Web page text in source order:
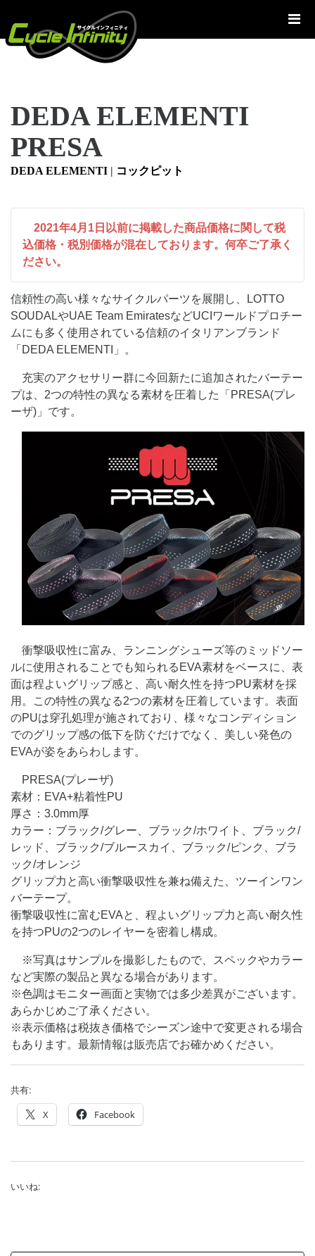
テ
DEDA ELEMENTI
PRESA
DEDA ELEMENTI | コックピット
2021年4月1日以前に掲載した商品価格に関して税
込価格・税別価格が混在しております。何卒ご了承く
ださい。
信頼性の高い様々なサイクルパーツを展開し、LOTTO
SOUDALやUAE Team EmiratesなどUCIワールドプロチー
ムにも多く使用されている信頼のイタリアンブランド
「DEDA ELEMENTI」。
充実のアクセサリー群に今回新たに追加されたバーテー
プは、2つの特性の異なる素材を圧着した「PRESA(プレ
ーザ)」です。
衝撃吸収性に富み、ランニングシューズ等のミッドソー
ルに使用されることでも知られるEVA素材をベースに、表
面は程よいグリップ感と、高い耐久性を持つPU素材を採
用。この特性の異なる2つの素材を圧着しています。表面
のPUは穿孔処理が施されており、様々なコンディション
でのグリップ感の低下を防ぐだけでなく、美しい発色の
EVAが姿をあらわします。
PRESA(プレーザ)
素材：EVA+粘着性PU
厚さ：3.0mm厚
カラー：ブラック/グレー、ブラック/ホワイト、ブラック/
レッド、ブラック/ブルースカイ、ブラック/ピンク、ブラ
ック/オレンジ
グリップ力と高い衝撃吸収性を兼ね備えた、ツーインワン
バーテープ。
衝撃吸収性に富むEVAと、程よいグリップ力と高い耐久性
を持つPUの2つのレイヤーを密着し構成。
※写真はサンプルを撮影したもので、スペックやカラー
など実際の製品と異なる場合があります。
※色調はモニター画面と実物では多少差異がございます。
あらかじめご了承ください。
※表示価格は税抜き価格でシーズン途中で変更される場合
もあります。最新情報は販売店でお確かめください。
共有:
X Facebook
いいね: